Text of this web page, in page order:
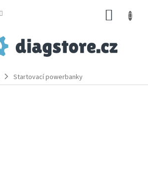
Startovací powerbanky